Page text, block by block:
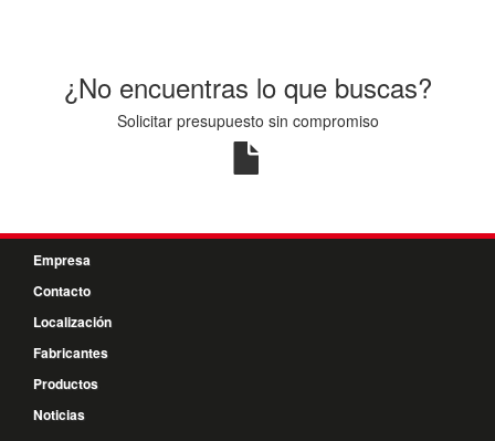
¿No encuentras lo que buscas?
Solicitar presupuesto sin compromiso
Empresa
Contacto
Localización
Fabricantes
Productos
Noticias